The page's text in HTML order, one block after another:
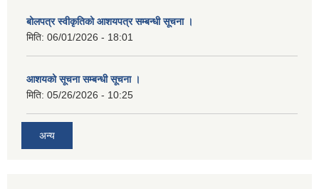
बोलपत्र स्वीकृतिको आशयपत्र सम्बन्धी सूचना ।
मिति: 06/01/2026 - 18:01
आशयको सूचना सम्बन्धी सूचना ।
मिति: 05/26/2026 - 10:25
अन्य